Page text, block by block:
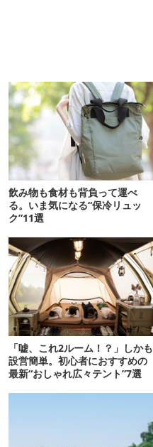
飲み物も食材も背負って運べ
る。いま気になる“保冷リュッ
ク”11選
「嘘、これ2ルーム！？」しかも
設営簡単。初心者におすすめの
最新“おしゃれ広々テント”7選